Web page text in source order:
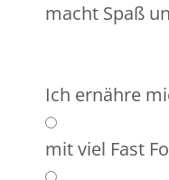
macht Spaß
Ich ernähre
mit viel Fast